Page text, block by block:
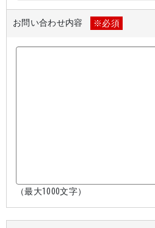
お問い合わせ内容 ※必須
（最大1000文字）